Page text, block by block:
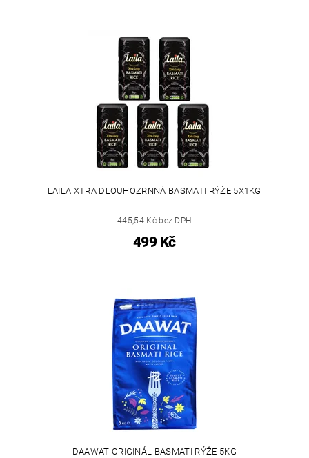
LAILA XTRA DLOUHOZRNNÁ BASMATI RÝŽE 5X1KG
445,54 Kč bez DPH
499 Kč
DAAWAT ORIGINÁL BASMATI RÝŽE 5KG